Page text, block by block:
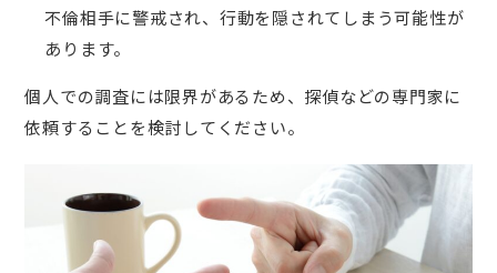
不倫相手に警戒され、行動を隠されてしまう可能性が
あります。
個人での調査には限界があるため、探偵などの専門家に
依頼することを検討してください。